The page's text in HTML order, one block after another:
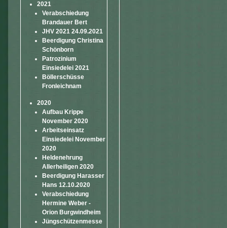
2021
Verabschiedung
Brandauer Bert
JHV 2021 24.09.2021
Beerdigung Christina
Schönborn
Patrozinium
Einsiedelei 2021
Böllerschüsse
Fronleichnam
2020
Aufbau Krippe
November 2020
Arbeitseinsatz
Einsiedelei November
2020
Heldenehrung
Allerheiligen 2020
Beerdigung Harasser
Hans 12.10.2020
Verabschiedung
Hermine Weber -
Orion Burgwindheim
Jüngschützenmesse